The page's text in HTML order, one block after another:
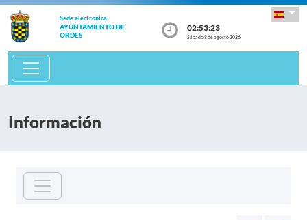
Sede electrónica
AYUNTAMIENTO DE
ORDES
02:53:23
Sábado 8 de agosto 2026
Información